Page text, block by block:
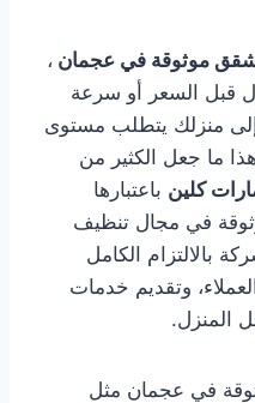
موثوقة في عجمان ،
قبل السعر أو سرعة
منزلك يتطلب مستوى
ما جعل الكثير من
كلين باعتبارها
في مجال تنظيف
بالالتزام الكامل
وتقديم خدمات
المنزل.
في عجمان مثل